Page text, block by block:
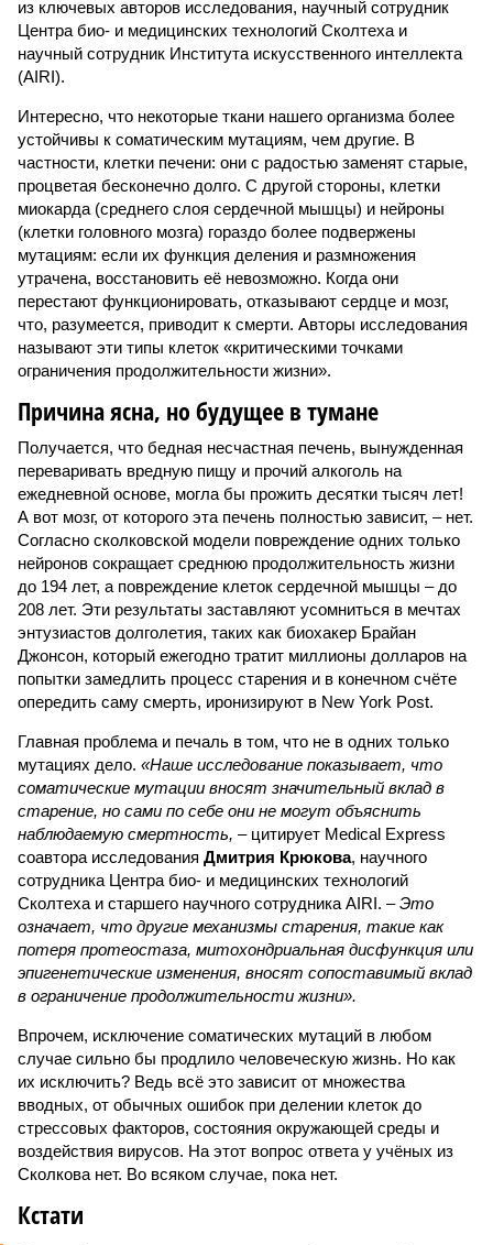
из ключевых авторов исследования, научный сотрудник
Центра био- и медицинских технологий Сколтеха и
научный сотрудник Института искусственного интеллекта
(AIRI).
Интересно, что некоторые ткани нашего организма более
устойчивы к соматическим мутациям, чем другие. В
частности, клетки печени: они с радостью заменят старые,
процветая бесконечно долго. С другой стороны, клетки
миокарда (среднего слоя сердечной мышцы) и нейроны
(клетки головного мозга) гораздо более подвержены
мутациям: если их функция деления и размножения
утрачена, восстановить её невозможно. Когда они
перестают функционировать, отказывают сердце и мозг,
что, разумеется, приводит к смерти. Авторы исследования
называют эти типы клеток «критическими точками
ограничения продолжительности жизни».
Причина ясна, но будущее в тумане
Получается, что бедная несчастная печень, вынужденная
переваривать вредную пищу и прочий алкоголь на
ежедневной основе, могла бы прожить десятки тысяч лет!
А вот мозг, от которого эта печень полностью зависит, – нет.
Согласно сколковской модели повреждение одних только
нейронов сокращает среднюю продолжительность жизни
до 194 лет, а повреждение клеток сердечной мышцы – до
208 лет. Эти результаты заставляют усомниться в мечтах
энтузиастов долголетия, таких как биохакер Брайан
Джонсон, который ежегодно тратит миллионы долларов на
попытки замедлить процесс старения и в конечном счёте
опередить саму смерть, иронизируют в New York Post.
Главная проблема и печаль в том, что не в одних только
мутациях дело. «Наше исследование показывает, что
соматические мутации вносят значительный вклад в
старение, но сами по себе они не могут объяснить
наблюдаемую смертность, –цитирует Medical Express
соавтора исследования Дмитрия Крюкова, научного
сотрудника Центра био- и медицинских технологий
Сколтеха и старшего научного сотрудника AIRI. –Это
означает, что другие механизмы старения, такие как
потеря протеостаза, митохондриальная дисфункция или
эпигенетические изменения, вносят сопоставимый вклад
в ограничение продолжительности жизни».
Впрочем, исключение соматических мутаций в любом
случае сильно бы продлило человеческую жизнь. Но как
их исключить? Ведь всё это зависит от множества
вводных, от обычных ошибок при делении клеток до
стрессовых факторов, состояния окружающей среды и
воздействия вирусов. На этот вопрос ответа у учёных из
Сколкова нет. Во всяком случае, пока нет.
Кстати